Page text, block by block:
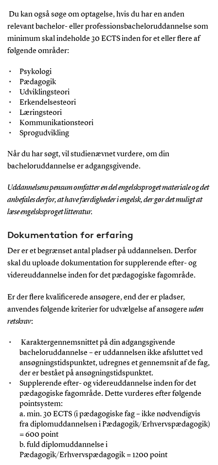
Du kan også søge om optagelse, hvis du har en anden
relevant bachelor- eller professionsbacheloruddannelse som
minimum skal indeholde 30 ECTS inden for et eller flere af
følgende områder:
Psykologi
Pædagogik
Udviklingsteori
Erkendelsesteori
Læringsteori
Kommunikationsteori
Sprogudvikling
Når du har søgt, vil studienævnet vurdere, om din
bacheloruddannelse er adgangsgivende.
Uddannelsens pensum omfatter en del engelsksproget materiale og det
anbefales derfor, at have færdigheder i engelsk, der gør det muligt at
læse engelsksproget litteratur.
Dokumentation for erfaring
Der er et begrænset antal pladser på uddannelsen. Derfor
skal du uploade dokumentation for supplerende efter- og
videreuddannelse inden for det pædagogiske fagområde.
Er der flere kvalificerede ansøgere, end der er pladser,
anvendes følgende kriterier for udvælgelse af ansøgere uden
retskrav:
Karaktergennemsnittet på din adgangsgivende
bacheloruddannelse – er uddannelsen ikke afsluttet ved
ansøgningstidspunktet, udregnes et gennemsnit af de fag,
der er bestået på ansøgningstidspunktet.
Supplerende efter- og videreuddannelse inden for det
pædagogiske fagområde. Dette vurderes efter følgende
pointsystem:
a. min. 30 ECTS (i pædagogiske fag – ikke nødvendigvis
fra diplomuddannelsen i Pædagogik/Erhvervspædagogik)
= 600 point
b. fuld diplomuddannelse i
Pædagogik/Erhvervspædagogik = 1200 point